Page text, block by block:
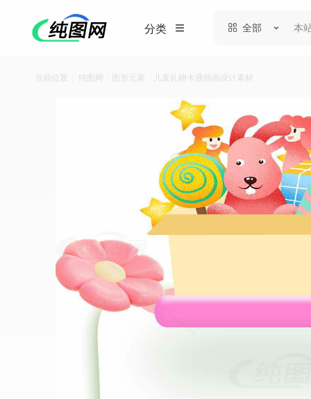
分类 全部
当前位置： 纯图网 图形元素 儿童礼物卡通插画设计素材